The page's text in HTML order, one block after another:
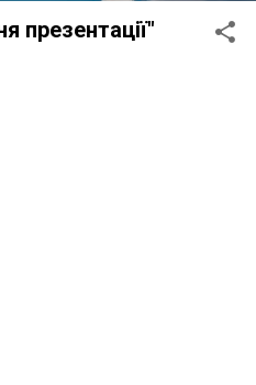
презентації"